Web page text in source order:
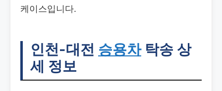
케이스입니다.
인천-대전 승용차탁송 상
세 정보